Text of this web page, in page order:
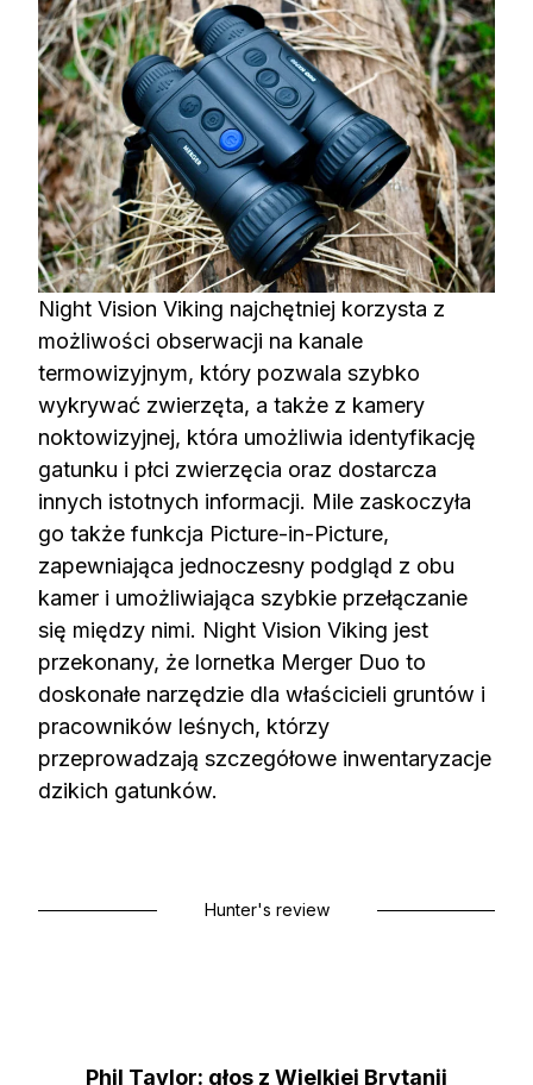
Night Vision Viking najchętniej korzysta z
możliwości obserwacji na kanale
termowizyjnym, który pozwala szybko
wykrywać zwierzęta, a także z kamery
noktowizyjnej, która umożliwia identyfikację
gatunku i płci zwierzęcia oraz dostarcza
innych istotnych informacji. Mile zaskoczyła
go także funkcja Picture-in-Picture,
zapewniająca jednoczesny podgląd z obu
kamer i umożliwiająca szybkie przełączanie
się między nimi. Night Vision Viking jest
przekonany, że lornetka Merger Duo to
doskonałe narzędzie dla właścicieli gruntów i
pracowników leśnych, którzy
przeprowadzają szczegółowe inwentaryzacje
dzikich gatunków.
Hunter's review
Phil Taylor: głos z Wielkiej Brytanii